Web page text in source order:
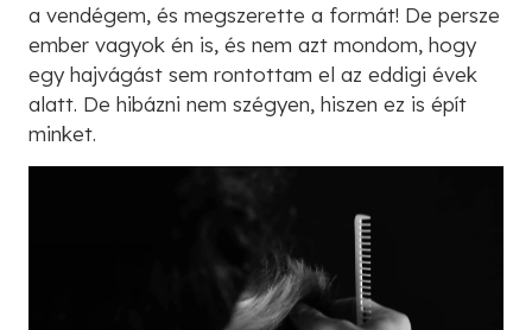
a vendégem, és megszerette a formát! De persze
ember vagyok én is, és nem azt mondom, hogy
egy hajvágást sem rontottam el az eddigi évek
alatt. De hibázni nem szégyen, hiszen ez is épít
minket.